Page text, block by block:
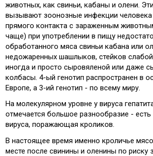
животных, как свиньи, кабаны и олени.
вызывают зоонозные инфекции человека
прямого контакта с зараженным
чаще) при употреблении в пищу
обработанного мяса свиньи кабана или
недожаренных шашлыков, стейков
иногда и просто сыровяленой или даже
колбасы. 4-ый генотип распространен в
Европе, а 3-ий генотип - по всему миру.
На молекулярном уровне у вируса
отмечается большое разнообразие -
вируса, поражающая кроликов.
В настоящее время именно кроличье
месте после свинины и оленины по риску